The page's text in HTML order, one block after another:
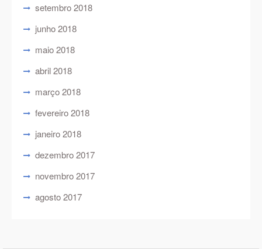
setembro 2018
junho 2018
maio 2018
abril 2018
março 2018
fevereiro 2018
janeiro 2018
dezembro 2017
novembro 2017
agosto 2017